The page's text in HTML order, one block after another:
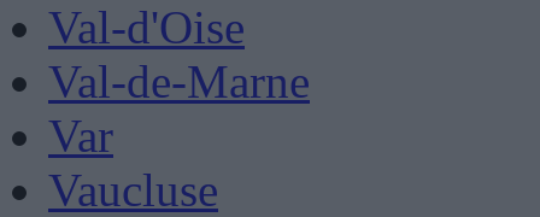
Val-d'Oise
Val-de-Marne
Var
Vaucluse